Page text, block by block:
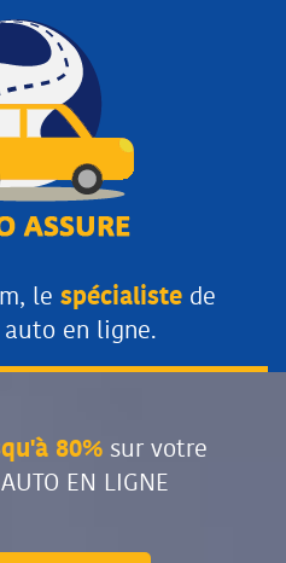
le spécialiste de
auto en ligne.
80% sur votre
EN LIGNE